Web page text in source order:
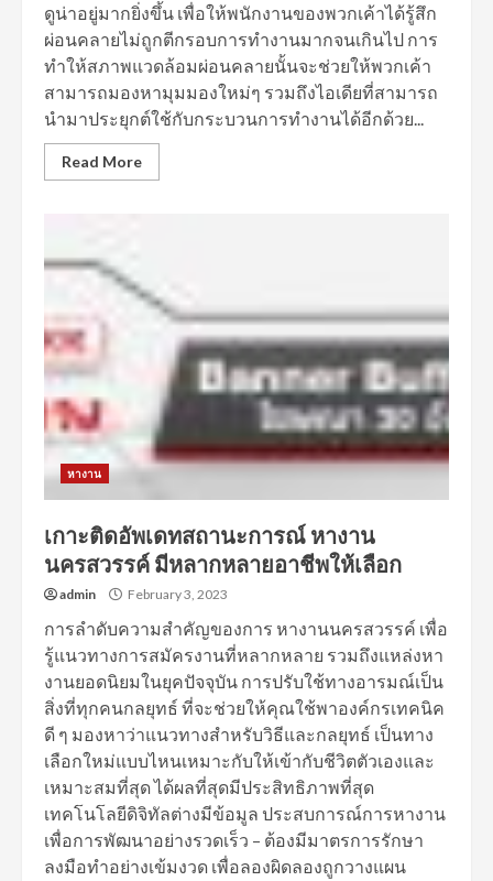
ดูน่าอยู่มากยิ่งขึ้น เพื่อให้พนักงานของพวกเค้าได้รู้สึก
ผ่อนคลายไม่ถูกตีกรอบการทำงานมากจนเกินไป การ
ทำให้สภาพแวดล้อมผ่อนคลายนั้นจะช่วยให้พวกเค้า
สามารถมองหามุมมองใหม่ๆ รวมถึงไอเดียที่สามารถ
นำมาประยุกต์ใช้กับกระบวนการทำงานได้อีกด้วย...
Read More
หางาน
เกาะติดอัพเดทสถานะการณ์ หางาน
นครสวรรค์ มีหลากหลายอาชีพให้เลือก
admin February 3, 2023
การลำดับความสำคัญของการ หางานนครสวรรค์ เพื่อ
รู้แนวทางการสมัครงานที่หลากหลาย รวมถึงแหล่งหา
งานยอดนิยมในยุคปัจจุบัน การปรับใช้ทางอารมณ์เป็น
สิ่งที่ทุกคนกลยุทธ์ ที่จะช่วยให้คุณใช้พาองค์กรเทคนิค
ดี ๆ มองหาว่าแนวทางสำหรับวิธีและกลยุทธ์ เป็นทาง
เลือกใหม่แบบไหนเหมาะกับให้เข้ากับชีวิตตัวเองและ
เหมาะสมที่สุด ได้ผลที่สุดมีประสิทธิภาพที่สุด
เทคโนโลยีดิจิทัลต่างมีข้อมูล ประสบการณ์การหางาน
เพื่อการพัฒนาอย่างรวดเร็ว – ต้องมีมาตรการรักษา
ลงมือทำอย่างเข้มงวด เพื่อลองผิดลองถูกวางแผน